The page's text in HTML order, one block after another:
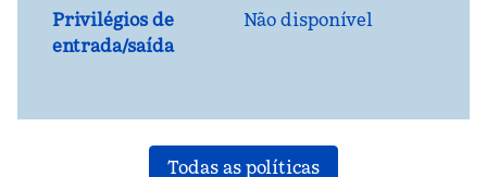
Privilégios de
entrada/saída
Não disponível
Todas as políticas